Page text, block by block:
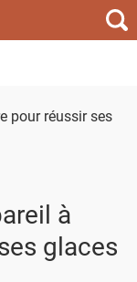
à
glaces